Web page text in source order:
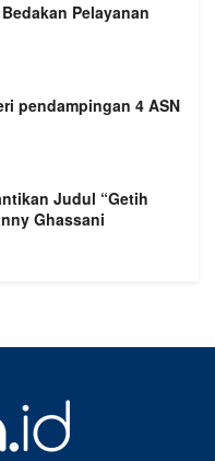
Pelayanan
pendampingan 4 ASN
Judul “Getih
Ghassani